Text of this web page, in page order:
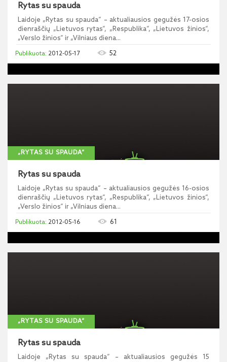
Rytas su spauda
Laidoje „Rytas su spauda“ – aktualiausios gegužės 17-osios
dienraščių „Lietuvos rytas“, „Respublika“, „Lietuvos žinios“,
„Verslo žinios“ ir „Vilniaus diena...
2012-05-17 52
„RYTAS SU SPAUDA“
Rytas su spauda
Laidoje „Rytas su spauda“ – aktualiausios gegužės 16-osios
dienraščių „Lietuvos rytas“, „Respublika“, „Lietuvos žinios“,
„Verslo žinios“ ir „Vilniaus diena...
2012-05-16 61
„RYTAS SU SPAUDA“
Rytas su spauda
Laidoje „Rytas su spauda“ – aktualiausios gegužės 15